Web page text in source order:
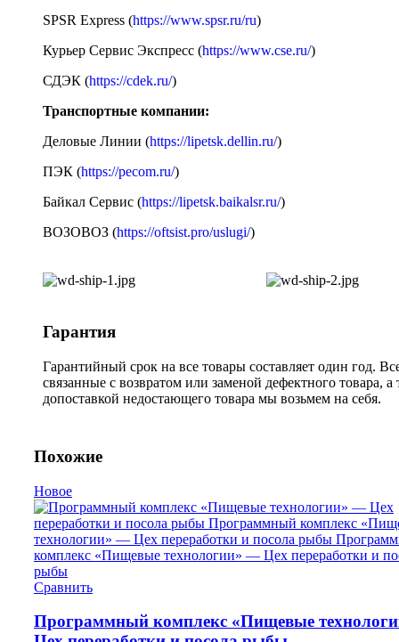
SPSR Express (https://www.spsr.ru/ru)
Курьер Сервис Экспресс (https://www.cse.ru/)
СДЭК (https://cdek.ru/)
Транспортные компании:
Деловые Линии (https://lipetsk.dellin.ru/)
ПЭК (https://pecom.ru/)
Байкал Сервис (https://lipetsk.baikalsr.ru/)
ВОЗОВОЗ (https://oftsist.pro/uslugi/)
Гарантия
Гарантийный срок на все товары составляет один год.
связанные с возвратом или заменой дефектного товара, а
допоставкой недостающего товара мы возьмем на себя.
Похожие
Новое
Сравнить
Программный комплекс «Пищевые